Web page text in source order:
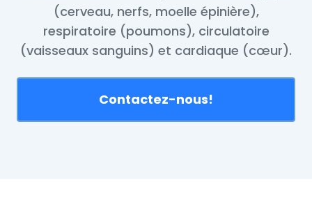
(cerveau, nerfs, moelle épinière),
respiratoire (poumons), circulatoire
(vaisseaux sanguins) et cardiaque (cœur).
Contactez-nous!